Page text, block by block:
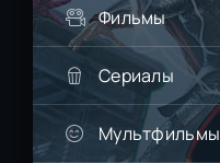
Фильмы
Сериалы
Мультфильмы